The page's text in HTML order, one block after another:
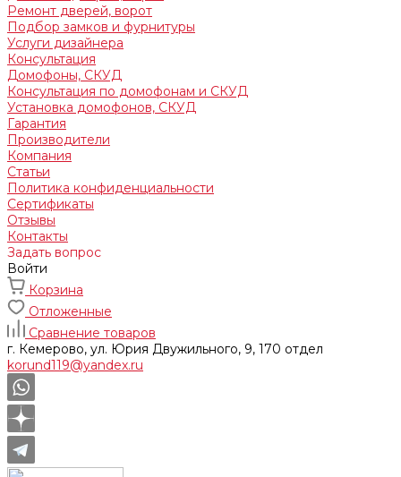
Ремонт дверей, ворот
Подбор замков и фурнитуры
Услуги дизайнера
Консультация
Домофоны, СКУД
Консультация по домофонам и СКУД
Установка домофонов, СКУД
Гарантия
Производители
Компания
Статьи
Политика конфиденциальности
Сертификаты
Отзывы
Контакты
Задать вопрос
Войти
Корзина
Отложенные
Сравнение товаров
г. Кемерово, ул. Юрия Двужильного, 9, 170 отдел
korund119@yandex.ru